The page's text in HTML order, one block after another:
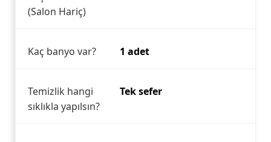
(Salon Hariç)
Kaç banyo var? 1 adet
Temizlik hangi
sıklıkla yapılsın?
Tek sefer